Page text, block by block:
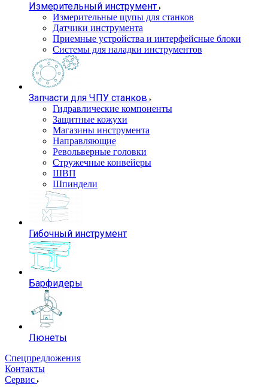
Измерительный инструмент
Измерительные щупы для станков
Датчики инструмента
Приемные устройства и интерфейсные блоки
Системы для наладки инструментов
Запчасти для ЧПУ станков
Гидравлические компоненты
Защитные кожухи
Магазины инструмента
Направляющие
Револьверные головки
Стружечные конвейеры
ШВП
Шпиндели
Гибочный инструмент
Барфидеры
Люнеты
Спецпредложения
Контакты
Сервис